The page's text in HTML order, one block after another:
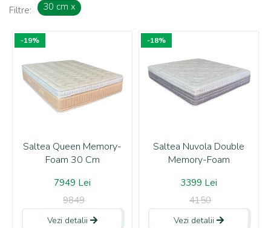
Filtre: 30 cm x
-19%
Saltea Queen Memory-
Foam 30 Cm
7949 Lei
9849
Vezi detalii
-18%
Saltea Nuvola Double
Memory-Foam
3399 Lei
4150
Vezi detalii